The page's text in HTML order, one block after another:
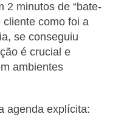
2 minutos de “bate-
cliente como foi a
se conseguiu
é crucial e
ambientes
agenda explícita: